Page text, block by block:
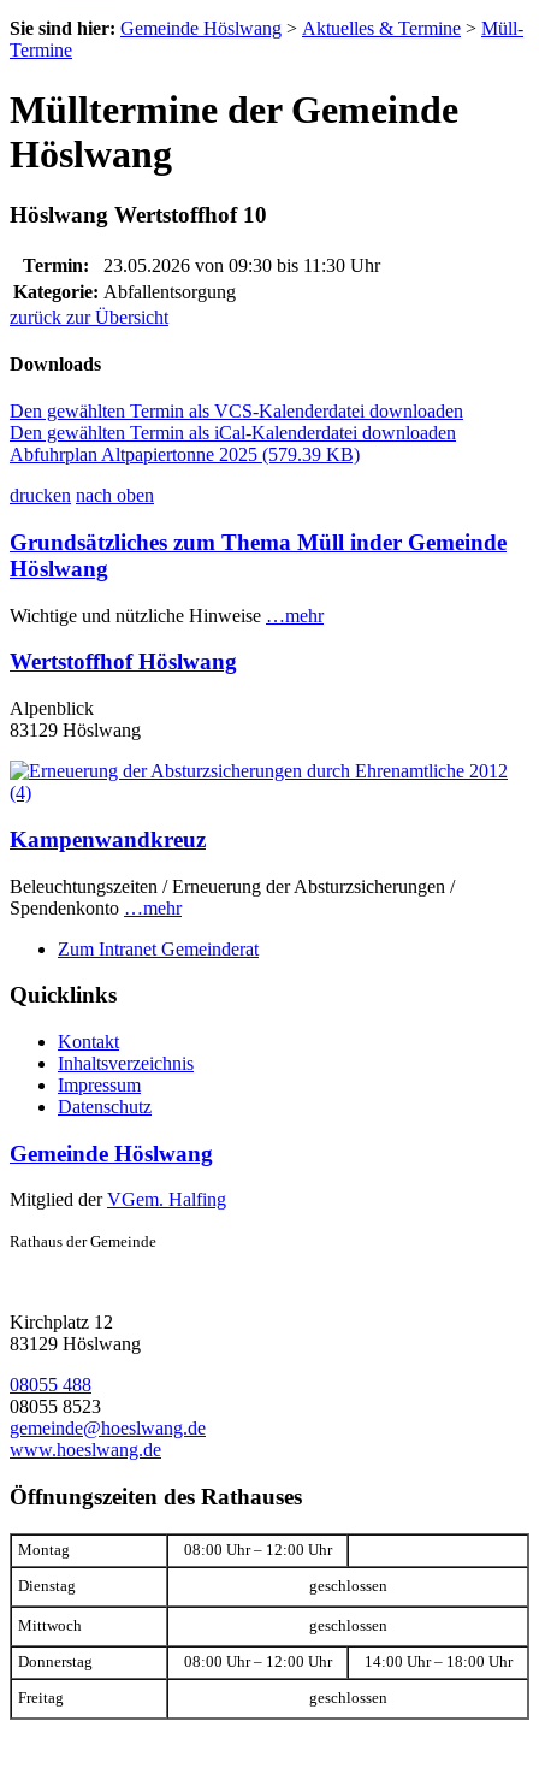
Sie sind hier: Gemeinde Höslwang > Aktuelles & Termine > Müll-
Termine
Mülltermine der Gemeinde
Höslwang
Höslwang Wertstoffhof 10
Termin: 23.05.2026 von 09:30 bis 11:30 Uhr
Kategorie: Abfallentsorgung
zurück zur Übersicht
Downloads
Den gewählten Termin als VCS-Kalenderdatei downloaden
Den gewählten Termin als iCal-Kalenderdatei downloaden
Abfuhrplan Altpapiertonne 2025 (579.39 KB)
drucken nach oben
Grundsätzliches zum Thema Müll inder Gemeinde
Höslwang
Wichtige und nützliche Hinweise …mehr
Wertstoffhof Höslwang
Alpenblick
83129 Höslwang
Kampenwandkreuz
Beleuchtungszeiten / Erneuerung der Absturzsicherungen /
Spendenkonto …mehr
Zum Intranet Gemeinderat
Quicklinks
Kontakt
Inhaltsverzeichnis
Impressum
Datenschutz
Gemeinde Höslwang
Mitglied derVGem. Halfing
Rathaus der Gemeinde
Kirchplatz 12
83129 Höslwang
08055 488
08055 8523
gemeinde@hoeslwang.de
www.hoeslwang.de
Öffnungszeiten des Rathauses
Montag 08:00 Uhr – 12:00 Uhr
Dienstag geschlossen
Mittwoch geschlossen
Donnerstag 08:00 Uhr – 12:00 Uhr 14:00 Uhr – 18:00 Uhr
Freitag geschlossen